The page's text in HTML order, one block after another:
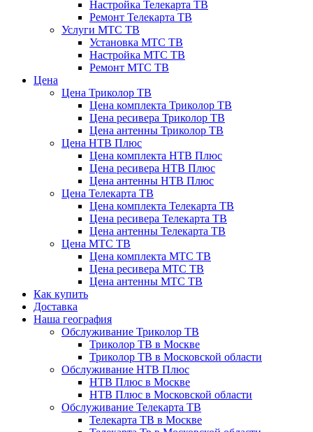
Настройка Телекарта ТВ
Ремонт Телекарта ТВ
Услуги МТС ТВ
Установка МТС ТВ
Настройка МТС ТВ
Ремонт МТС ТВ
Цена
Цена Триколор ТВ
Цена комплекта Триколор ТВ
Цена ресивера Триколор ТВ
Цена антенны Триколор ТВ
Цена НТВ Плюс
Цена комплекта НТВ Плюс
Цена ресивера НТВ Плюс
Цена антенны НТВ Плюс
Цена Телекарта ТВ
Цена комплекта Телекарта ТВ
Цена ресивера Телекарта ТВ
Цена антенны Телекарта ТВ
Цена МТС ТВ
Цена комплекта МТС ТВ
Цена ресивера МТС ТВ
Цена антенны МТС ТВ
Как купить
Доставка
Наша география
Обслуживание Триколор ТВ
Триколор ТВ в Москве
Триколор ТВ в Московской области
Обслуживание НТВ Плюс
НТВ Плюс в Москве
НТВ Плюс в Московской области
Обслуживание Телекарта ТВ
Телекарта ТВ в Москве